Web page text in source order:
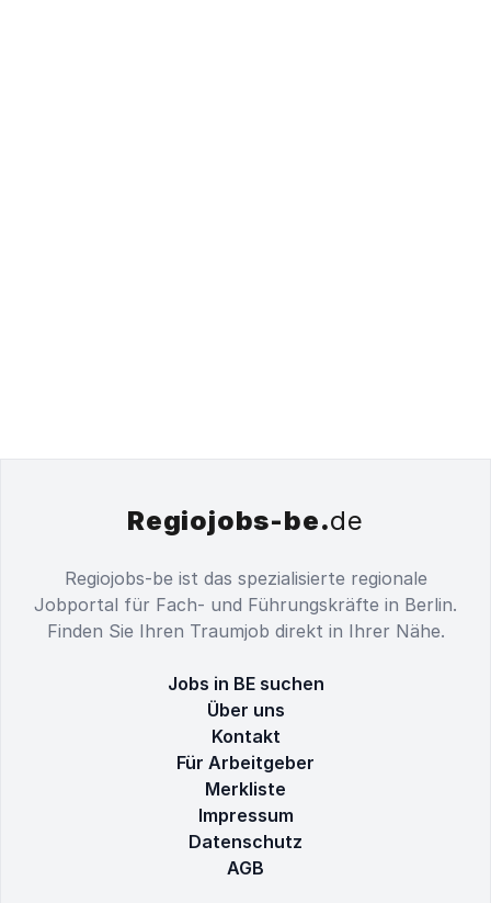
Regiojobs-be.de
Regiojobs-be ist das spezialisierte regionale
Jobportal für Fach- und Führungskräfte in Berlin.
Finden Sie Ihren Traumjob direkt in Ihrer Nähe.
Jobs in BE suchen
Über uns
Kontakt
Für Arbeitgeber
Merkliste
Impressum
Datenschutz
AGB